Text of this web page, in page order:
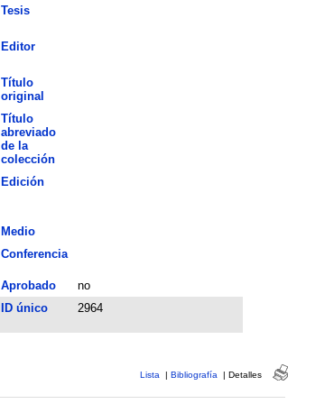
Tesis
Editor
Título
original
Título
abreviado
de la
colección
Edición
Medio
Conferencia
Aprobado
no
ID único
2964
Lista | Bibliografía | Detalles